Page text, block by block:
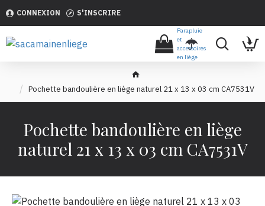
CONNEXION S'INSCRIRE
Parapluie
et
accessoires
en liège
Pochette bandoulière en liège naturel 21 x 13 x 03 cm CA7531V
Pochette bandoulière en liège
naturel 21 x 13 x 03 cm CA7531V